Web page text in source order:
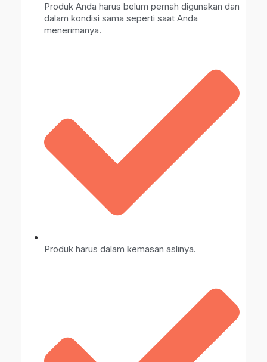
Produk Anda harus belum pernah digunakan dan
dalam kondisi sama seperti saat Anda
menerimanya.
Produk harus dalam kemasan aslinya.